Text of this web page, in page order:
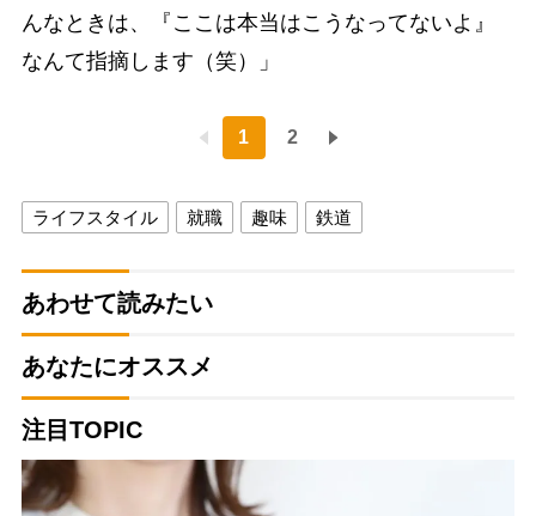
んなときは、『ここは本当はこうなってないよ』
なんて指摘します（笑）」
1 2
ライフスタイル 就職 趣味 鉄道
あわせて読みたい
あなたにオススメ
注目TOPIC